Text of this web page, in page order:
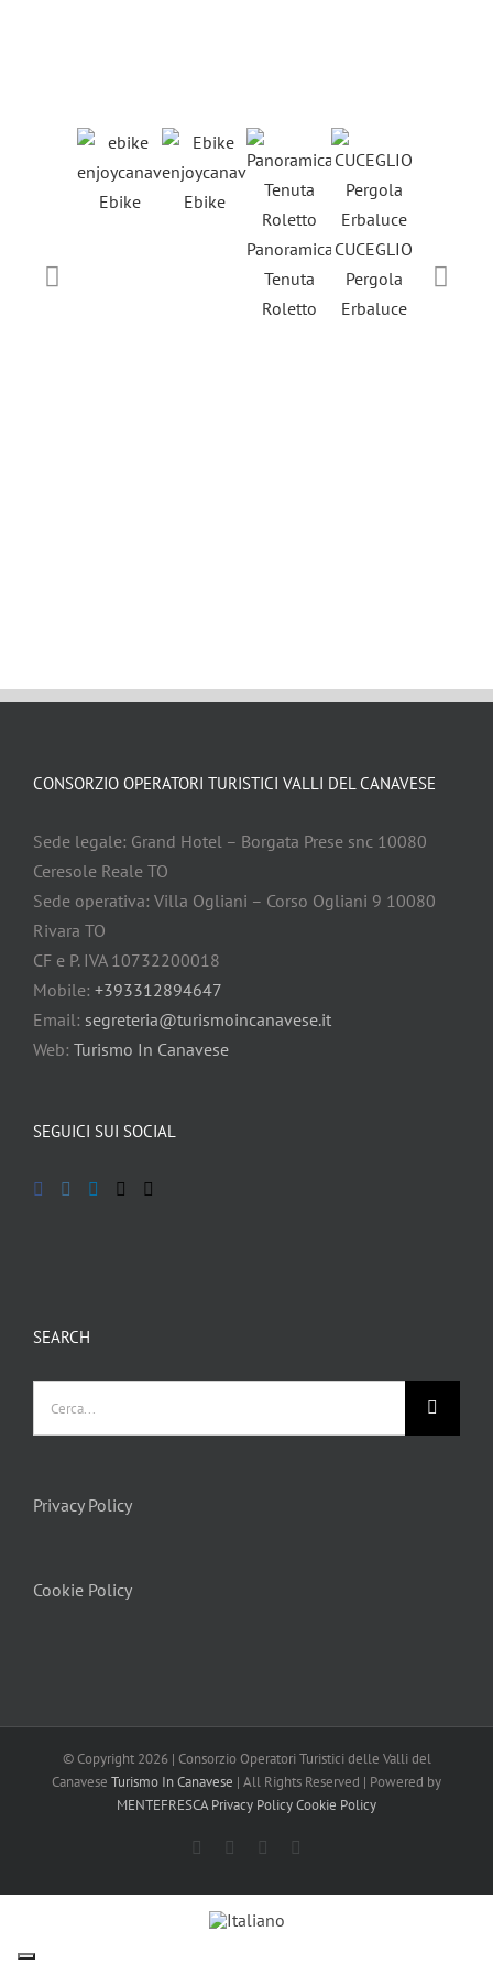
Ebike Ebike
Panoramica
Tenuta
Roletto
CUCEGLIO
Pergola
Erbaluce
CONSORZIO OPERATORI TURISTICI VALLI DEL CANAVESE
Sede legale: Grand Hotel – Borgata Prese snc 10080
Ceresole Reale TO
Sede operativa: Villa Ogliani – Corso Ogliani 9 10080
Rivara TO
CF e P. IVA 10732200018
Mobile: +393312894647
Email: segreteria@turismoincanavese.it
Web: Turismo In Canavese
SEGUICI SUI SOCIAL
SEARCH
Privacy Policy
Cookie Policy
© Copyright 2026 | Consorzio Operatori Turistici delle Valli del
Canavese Turismo In Canavese | All Rights Reserved | Powered by
MENTEFRESCA Privacy PolicyCookie Policy